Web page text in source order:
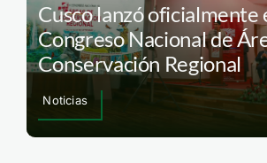
Cusco lanzó oficialmente
Congreso Nacional de
Conservación Regional
Noticias